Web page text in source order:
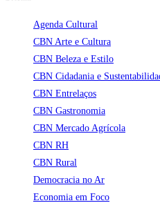
Agenda Cultural
CBN Arte e Cultura
CBN Beleza e Estilo
CBN Cidadania e
CBN Entrelaços
CBN Gastronomia
CBN Mercado Agrícola
CBN RH
CBN Rural
Democracia no Ar
Economia em Foco